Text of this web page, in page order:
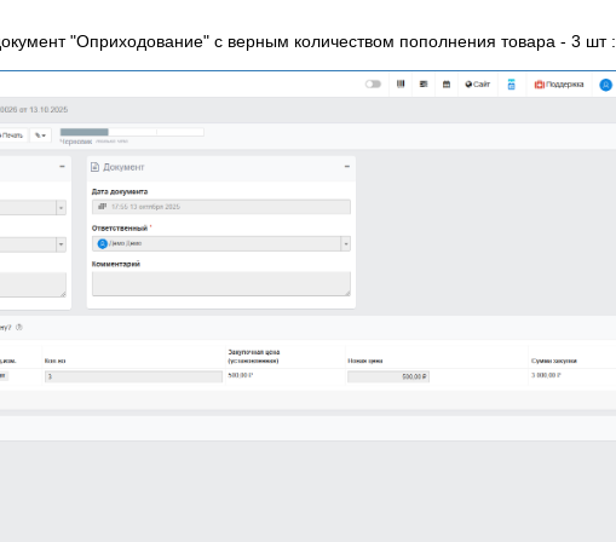
"Оприходование" с верным количеством пополнения товара - 3 шт :